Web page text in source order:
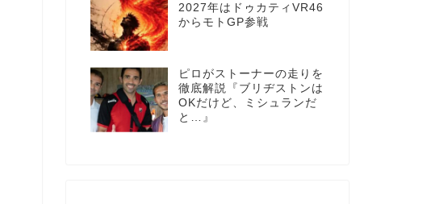
2027年はドゥカティVR46
からモトGP参戦
ピロがストーナーの走りを
徹底解説『ブリヂストンは
OKだけど、ミシュランだ
と…』